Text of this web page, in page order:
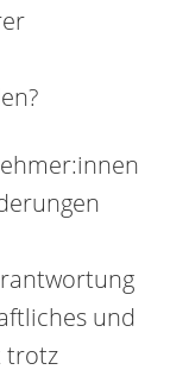
und
trotz